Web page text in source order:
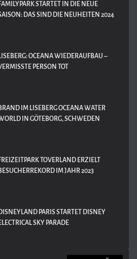
STARTET IN DIE NEUE
DAS SIND DIE NEUHEITEN 2024
OCEANA WIEDERAUFBAU –
PERSON TOT
IM LISEBERG OCEANA WATER
IN GÖTEBORG, SCHWEDEN
TOVERLAND ERZIELT
IM JAHR 2023
PARIS STARTET DISNEY
SKY PARADE